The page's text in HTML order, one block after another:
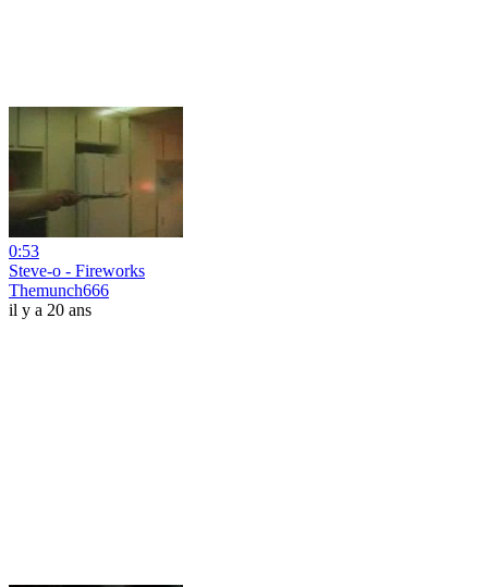
0:53
Steve-o - Fireworks
Themunch666
il y a 20 ans